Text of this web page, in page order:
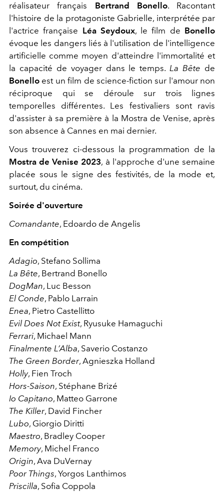
réalisateur français Bertrand Bonello. Racontant
l'histoire de la protagoniste Gabrielle, interprétée par
l'actrice française Léa Seydoux, le film de Bonello
évoque les dangers liés à l'utilisation de l'intelligence
artificielle comme moyen d'atteindre l'immortalité et
la capacité de voyager dans le temps.La Bête de
Bonello est un film de science-fiction sur l'amour non
réciproque qui se déroule sur trois lignes
temporelles différentes. Les festivaliers sont ravis
d'assister à sa première à la Mostra de Venise, après
son absence à Cannes en mai dernier.
Vous trouverez ci-dessous la programmation de la
Mostra de Venise 2023, à l'approche d'une semaine
placée sous le signe des festivités, de la mode et,
surtout, du cinéma.
Soirée d'ouverture
Comandante, Edoardo de Angelis
En compétition
Adagio, Stefano Sollima
La Bête, Bertrand Bonello
DogMan, Luc Besson
El Conde, Pablo Larrain
Enea, Pietro Castellitto
Evil Does Not Exist, Ryusuke Hamaguchi
Ferrari, Michael Mann
Finalmente L’Alba, Saverio Costanzo
The Green Border, Agnieszka Holland
Holly, Fien Troch
Hors-Saison, Stéphane Brizé
Io Capitano, Matteo Garrone
The Killer, David Fincher
Lubo, Giorgio Diritti
Maestro, Bradley Cooper
Memory, Michel Franco
Origin, Ava DuVernay
Poor Things, Yorgos Lanthimos
Priscilla, Sofia Coppola